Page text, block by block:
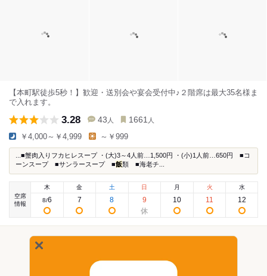
【本町駅徒歩5秒！】歓迎・送別会や宴会受付中♪２階席は最大35名様ま
で入れます。
3.28 43 人 1661 人
￥4,000～￥4,999 ～￥999
...■蟹肉入りフカヒレスープ ・(大)3～4人前…1,500円 ・(小)1人前…650円 ■コ
ーンスープ ■サンラースープ ■飯類 ■海老チ...
空席
情報
木
8/6
金
7
土
8
日
9
月
10
火
11
水
12